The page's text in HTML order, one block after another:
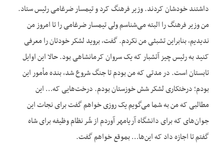
داشتند خودشان کردند. وزیر فرهنگ کرد و تیمسار ضرغامی رئیس ستاد.
من وزیر فرهنگ را البته می‌شناسم ولی تیمسار ضرغامی را تا امروز من
ندیدیم، بنابراین تشبثی من نکردم. گفت، بروید لشکر خودتان را معرفی
کنید به رئیس چیز آتشبار که یک سروان کرمانشاهی بود. حالا این اوایل
تابستان است. در مدتی که من بودم تا جنگ شروع شد، بنده مأمور این
بودم؛ درختکاری لشکر شش خوزستان بودم. درخت‌هایی که… این
مطالبی که من به شما می‌گویم یک روزی خواهم گفت برای نجات این
جوان‌های که برای دانشگاه آریامهر آوردم از شّر نظام وظیفه برای شاه
گفتم تا اجازه داد که این‌ها… بموقع خواهم گفت.